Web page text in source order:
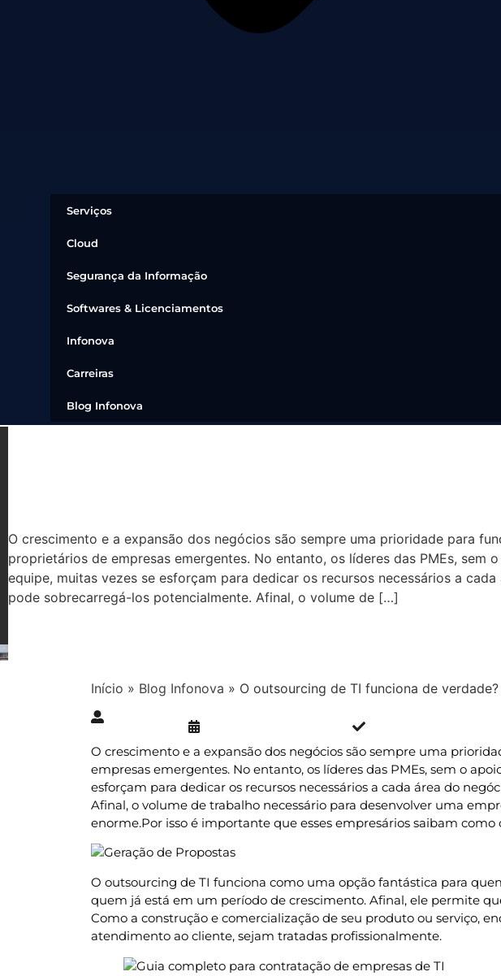
Serviços
Cloud
Segurança da Informação
Softwares & Licenciamentos
Infonova
Carreiras
Blog Infonova
O crescimento e a expansão dos negócios são sempre uma prioridade para
proprietários de empresas emergentes. No entanto, os líderes das PMEs, sem
equipe, muitas vezes se esforçam para dedicar os recursos necessários a
pode sobrecarregá-los potencialmente. Afinal, o volume de […]
Início » Blog Infonova » O outsourcing de TI funciona de
O crescimento e a expansão dos negócios são sempre uma
empresas emergentes. No entanto, os líderes das PMEs, sem o
esforçam para dedicar os recursos necessários a cada área do
Afinal, o volume de trabalho necessário para desenvolver uma
enorme.Por isso é importante que esses empresários saibam como
O outsourcing de TI funciona como uma opção fantástica para
quem já está em um período de crescimento. Afinal, ele permite
Como a construção e comercialização de seu produto ou serviço,
atendimento ao cliente, sejam tratadas profissionalmente.